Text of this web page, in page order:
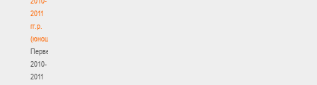
2011
гг.р.
(юноши)
Первенство
2010-
2011